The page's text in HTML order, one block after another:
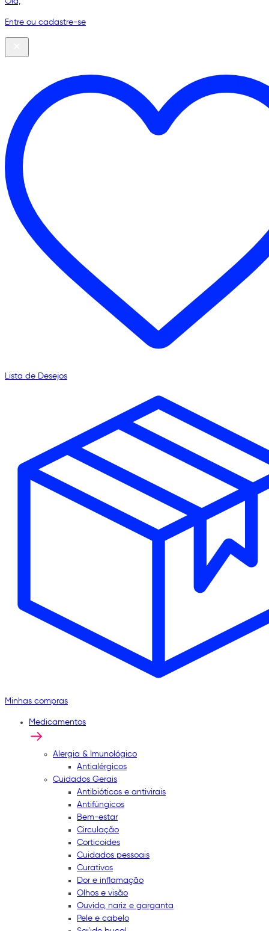
Entre ou cadastre-se
Lista de Desejos
Minhas compras
Medicamentos
Alergia & Imunológico
Antialérgicos
Cuidados Gerais
Antibióticos e antivirais
Antifúngicos
Bem-estar
Circulação
Corticoides
Cuidados pessoais
Curativos
Dor e inflamação
Olhos e visão
Ouvido, nariz e garganta
Pele e cabelo